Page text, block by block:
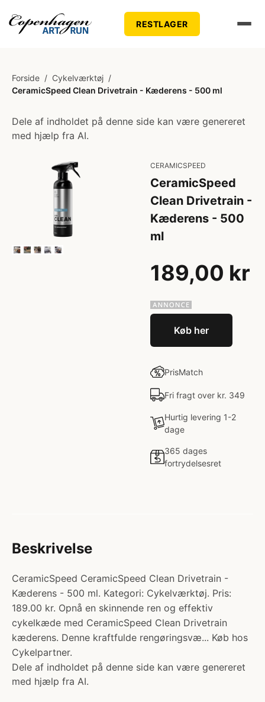
RESTLAGER
Forside / Cykelværktøj /
CeramicSpeed Clean Drivetrain - Kæderens - 500 ml
Dele af indholdet på denne side kan være genereret
med hjælp fra AI.
CERAMICSPEED
CeramicSpeed
Clean Drivetrain -
Kæderens - 500
ml
189,00 kr
Køb her
PrisMatch
Fri fragt over kr. 349
Hurtig levering 1-2
dage
365 dages
fortrydelsesret
Beskrivelse
CeramicSpeed CeramicSpeed Clean Drivetrain -
Kæderens - 500 ml. Kategori: Cykelværktøj. Pris:
189.00 kr. Opnå en skinnende ren og effektiv
cykelkæde med CeramicSpeed Clean Drivetrain
kæderens. Denne kraftfulde rengøringsvæ... Køb hos
Cykelpartner.
Dele af indholdet på denne side kan være genereret
med hjælp fra AI.